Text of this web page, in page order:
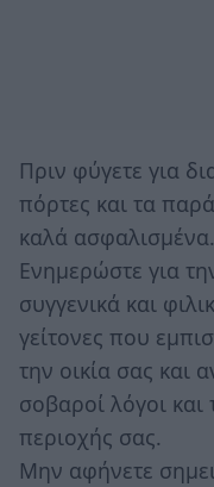
Πριν φύγετε για
πόρτες και τα
καλά ασφαλισμένα.
Ενημερώστε για
συγγενικά και
γείτονες που
την οικία σας και
σοβαροί λόγοι
περιοχής σας.
Μην αφήνετε